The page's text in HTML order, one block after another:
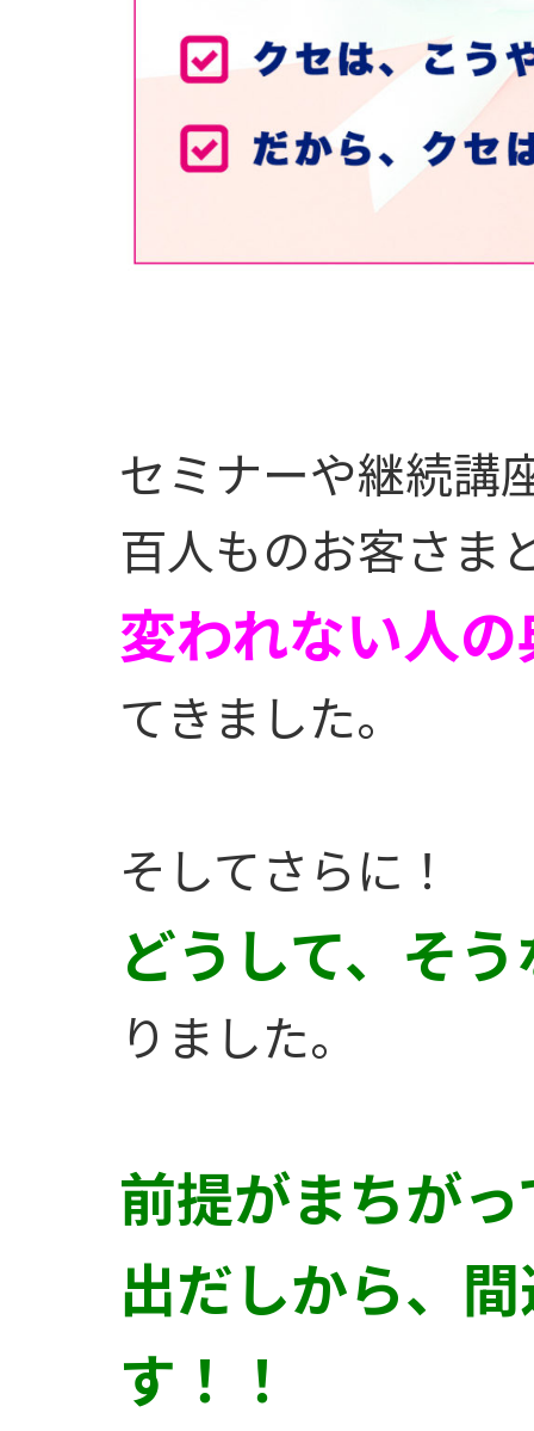
セミナーや継続講
百人ものお客さま
変われない人
てきました。
そしてさらに！
どうして、そ
りました。
前提がまちが
出だしから、
す！！